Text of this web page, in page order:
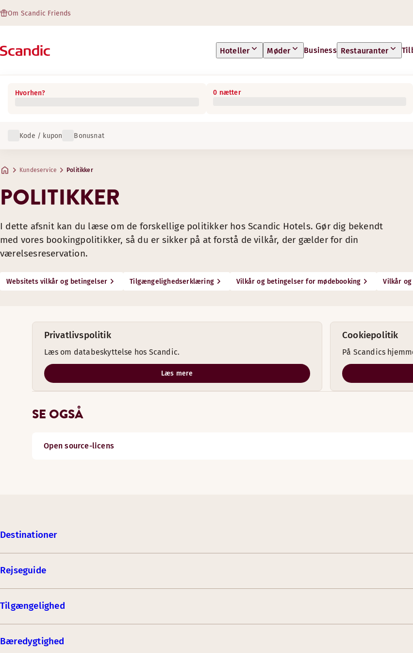
Om Scandic Friends
Hoteller Møder Business Restauranter
Hvorhen? 0 nætter
Kode / kupon Bonusnat
Kundeservice Politikker
POLITIKKER
I dette afsnit kan du læse om de forskellige politikker hos Scandic Hotels. Gør dig bekendt
med vores bookingpolitikker, så du er sikker på at forstå de vilkår, der gælder for din
værelsesreservation.
Websitets vilkår og betingelser Tilgængelighedserklæring Vilkår og betingelser for mødebooking Vilkår
Privatlivspolitik
Læs om databeskyttelse hos Scandic.
Læs mere
Cookiepolitik
På Scandics
SE OGSÅ
Open source-licens
Destinationer
Rejseguide
Tilgængelighed
Bæredygtighed